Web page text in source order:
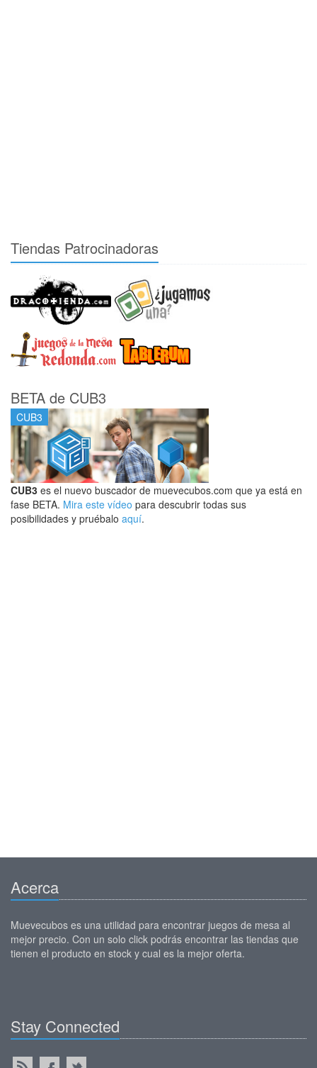
Tiendas Patrocinadoras
BETA de CUB3
CUB3
CUB3 es el nuevo buscador de muevecubos.com que ya está en
fase BETA. Mira este vídeo para descubrir todas sus
posibilidades y pruébalo aquí.
Acerca
Muevecubos es una utilidad para encontrar juegos de mesa al
mejor precio. Con un solo click podrás encontrar las tiendas que
tienen el producto en stock y cual es la mejor oferta.
Stay Connected